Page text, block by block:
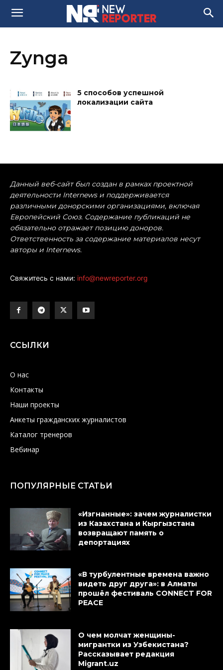
Zynga
5 способов успешной
локализации сайта
Данный веб-сайт был создан в рамках проектной
деятельности Internews и поддерживается
различными донорскими организациями, включая
Европейский Союз. Содержание публикаций не
обязательно отражает позицию доноров.
Ответственность за содержание материалов несут
авторы и Internews.
Свяжитесь с нами: info@newreporter.org
ССЫЛКИ
О нас
Контакты
Наши проекты
Анкеты гражданских журналистов
Каталог тренеров
Вебинар
ПОПУЛЯРНЫЕ СТАТЬИ
«Изгнанные»: зачем журналистки
из Казахстана и Кыргызстана
возвращают память о
депортациях
«В турбулентные времена важно
видеть друг друга»: в Алматы
прошёл фестиваль CONNECT FOR
PEACE
О чем молчат женщины-
мигрантки из Узбекистана?
Рассказывает редакция
Migrant.uz